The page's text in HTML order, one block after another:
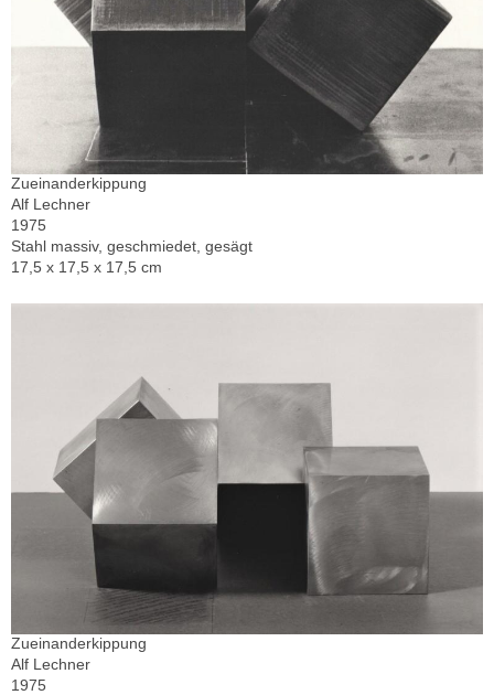
Zueinanderkippung
Alf Lechner
1975
Stahl massiv, geschmiedet, gesägt
17,5 x 17,5 x 17,5 cm
Zueinanderkippung
Alf Lechner
1975